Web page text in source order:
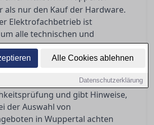
Alle Cookies ablehnen
Datenschutzerklärung
nur den Kauf der Hardware.
Elektrofachbetrieb ist
alle technischen und
zu erfüllen. Dieser
was bei der
zu beachten ist, erklärt die
Netzanmeldung und
und gibt Hinweise,
der Auswahl von
in Wuppertal achten